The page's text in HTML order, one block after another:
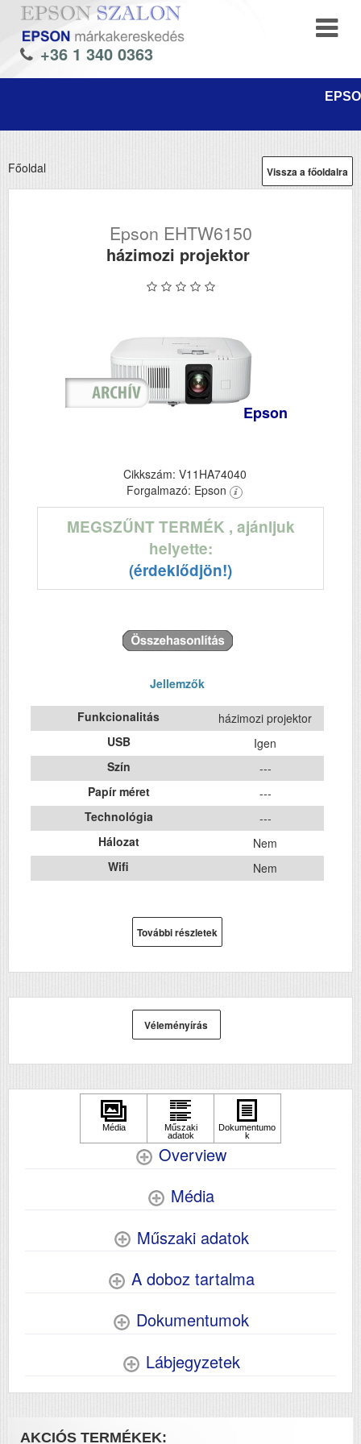
+36 1 340 0363
Vissza a főoldalra
Főoldal
Epson EHTW6150
házimozi projektor
Epson
Cikkszám: V11HA74040
Forgalmazó: Epson
MEGSZŰNT TERMÉK , ajánljuk
helyette:
(érdeklődjön!)
Jellemzők
Funkcionalitás
házimozi projektor
USB
Igen
Szín
---
Papír méret
---
Technológia
---
Hálozat
Nem
Wifi
Nem
További részletek
Véleményírás
Overview
Média
Műszaki adatok
A doboz tartalma
Dokumentumok
Lábjegyzetek
AKCIÓS TERMÉKEK: